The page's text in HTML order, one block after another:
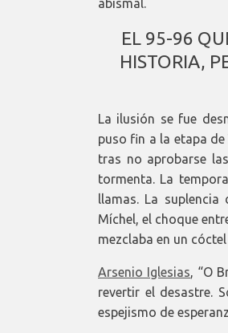
abismal.
EL 95-96
HISTORIA,
La ilusión se fue
puso fin a la etapa
tras no aprobarse
tormenta. La
llamas. La
Míchel, el choque
mezclaba en un
Arsenio Iglesias, “O
revertir el desastre.
espejismo de